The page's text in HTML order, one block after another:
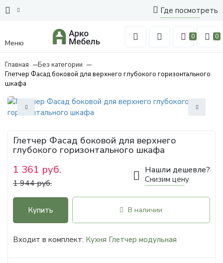
Где посмотреть
Меню
0 0
Главная
Без категории
Глетчер Фасад боковой для верхнего глубокого горизонтального
шкафа
Глетчер Фасад боковой для верхнего
глубокого горизонтального шкафа
1 361 руб.
1 944 руб.
Нашли дешевле?
Снизим цену
Купить В наличии
Входит в комплект: Кухня Глетчер модульная